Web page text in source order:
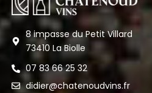
8 impasse du Petit Villard
73410 La Biolle
07 83 66 25 32
didier@chatenoudvins.fr